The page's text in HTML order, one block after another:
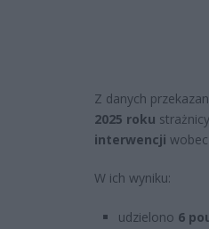
Z danych
2025 roku
interwencji
W ich wyniku:
udzielono 6